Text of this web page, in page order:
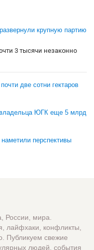
крупную партию
3 тысячи незаконно
две сотни гектаров
владельца ЮГК еще 5 млрд
перспективы
России, мира.
лайфхаки, конфликты,
Публикуем свежие
людей, события